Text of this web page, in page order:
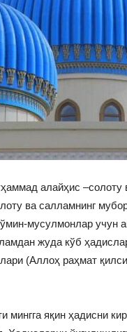
алайҳис –солоту
ва салламнинг
мусулмонлар учун
жуда кўб
(Аллоҳ раҳмат
мингга яқин ҳадисни